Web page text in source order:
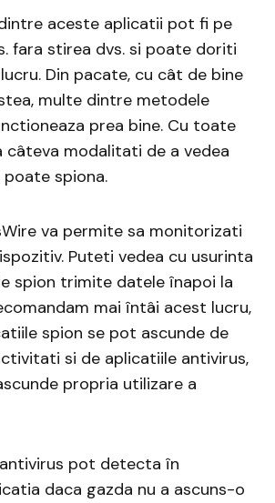
aceste aplicatii pot fi pe
fara stirea dvs. si poate doriti
Din pacate, cu cât de bine
multe dintre metodele
prea bine. Cu toate
câteva modalitati de a vedea
spiona.
va permite sa monitorizati
Puteti vedea cu usurinta
spion trimite datele înapoi la
mai întâi acest lucru,
spion se pot ascunde de
si de aplicatiile antivirus,
propria utilizare a
pot detecta în
daca gazda nu a ascuns-o